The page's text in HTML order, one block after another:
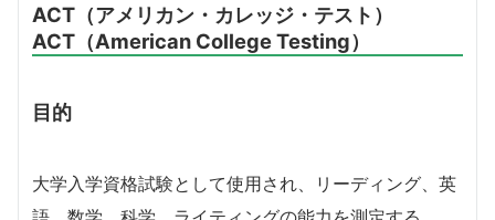
ACT（アメリカン・カレッジ・テスト）
ACT（American College Testing）
目的
大学入学資格試験として使用され、リーディング、英